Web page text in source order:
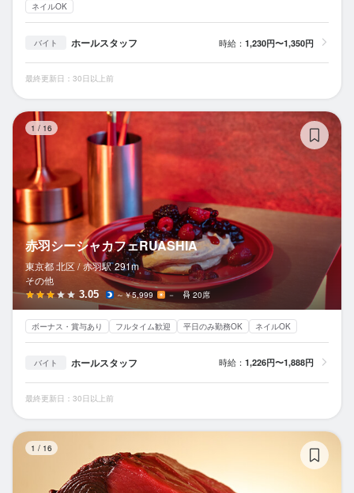
ネイルOK
バイト ホールスタッフ 時給： 1,230円〜1,350円
最終更新日：30日以上前
1 / 16
赤羽シーシャカフェRUASHIA
東京都 北区 / 赤羽駅 291m
その他
3.05 ～￥5,999 － 20席
ボーナス・賞与あり フルタイム歓迎 平日のみ勤務OK ネイルOK
バイト ホールスタッフ 時給： 1,226円〜1,888円
最終更新日：30日以上前
1 / 16